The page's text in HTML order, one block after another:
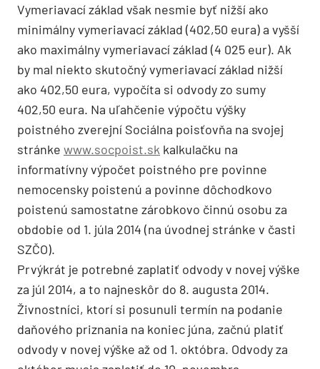
Vymeriavací základ však nesmie byť nižší ako
minimálny vymeriavací základ (402,50 eura) a vyšší
ako maximálny vymeriavací základ (4 025 eur). Ak
by mal niekto skutočný vymeriavací základ nižší
ako 402,50 eura, vypočíta si odvody zo sumy
402,50 eura. Na uľahčenie výpočtu výšky
poistného zverejní Sociálna poisťovňa na svojej
stránke www.socpoist.sk kalkulačku na
informatívny výpočet poistného pre povinne
nemocensky poistenú a povinne dôchodkovo
poistenú samostatne zárobkovo činnú osobu za
obdobie od 1. júla 2014 (na úvodnej stránke v časti
SZČO).
Prvýkrát je potrebné zaplatiť odvody v novej výške
za júl 2014, a to najneskôr do 8. augusta 2014.
Živnostníci, ktorí si posunuli termín na podanie
daňového priznania na koniec júna, začnú platiť
odvody v novej výške až od 1. októbra. Odvody za